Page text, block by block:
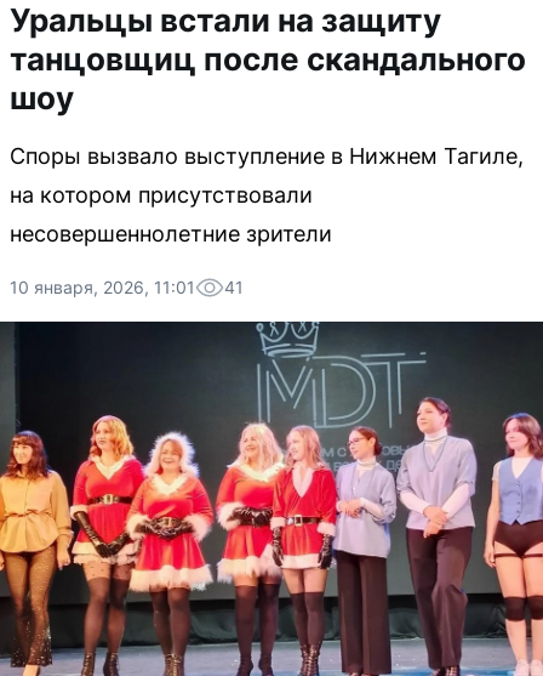
Уральцы встали на защиту
танцовщиц после скандального
шоу
Споры вызвало выступление в Нижнем Тагиле,
на котором присутствовали
несовершеннолетние зрители
10 января, 2026, 11:01 41